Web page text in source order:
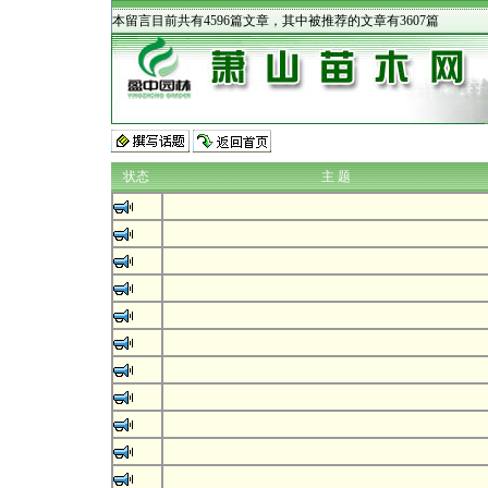
本留言目前共有4596篇文章，其中被推荐的文章有3607篇
状态 主 题